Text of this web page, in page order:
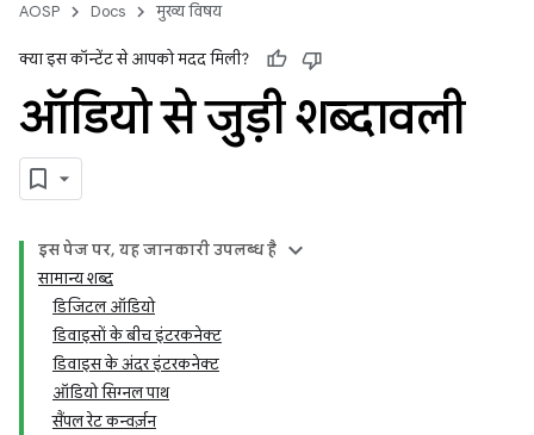
AOSP Docs मुख्य विषय
क्या इस कॉन्टेंट से आपको मदद मिली?
ऑडियो से जुड़ी शब्दावली
इस पेज पर, यह जानकारी उपलब्ध है
सामान्य शब्द
डिजिटल ऑडियो
डिवाइसों के बीच इंटरकनेक्ट
डिवाइस के अंदर इंटरकनेक्ट
ऑडियो सिग्नल पाथ
सैंपल रेट कन्वर्ज़न